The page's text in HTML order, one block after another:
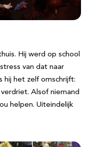
Hij werd op school
van dat naar
hij het zelf omschrijft:
Alsof niemand
helpen. Uiteindelijk